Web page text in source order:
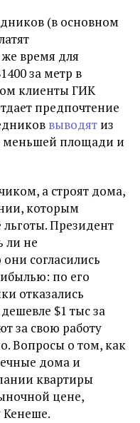
(в основном
время для
за метр в
клиенты ГИК
предпочтение
выводят из
меньшей площади и
а строят дома,
которым
льготы. Президент
ли не
согласились
по его
отказались
$1 тыс за
за свою работу
Вопросы о том, как
дома и
квартиры
цене,
Кенеше.